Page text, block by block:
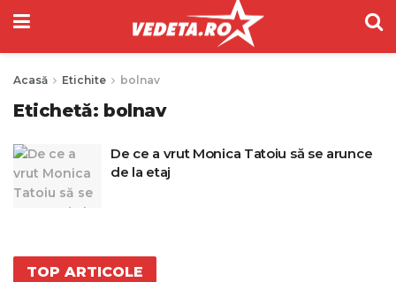
Acasă Etichite bolnav
Etichetă: bolnav
De ce a vrut Monica Tatoiu să se arunce
de la etaj
TOP ARTICOLE